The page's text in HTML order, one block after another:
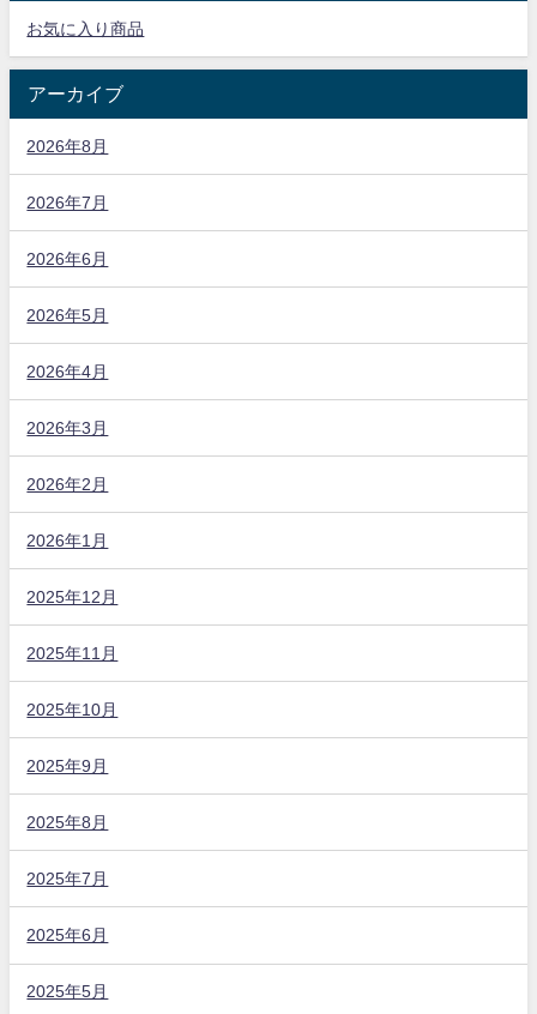
お気に入り商品
アーカイブ
2026年8月
2026年7月
2026年6月
2026年5月
2026年4月
2026年3月
2026年2月
2026年1月
2025年12月
2025年11月
2025年10月
2025年9月
2025年8月
2025年7月
2025年6月
2025年5月